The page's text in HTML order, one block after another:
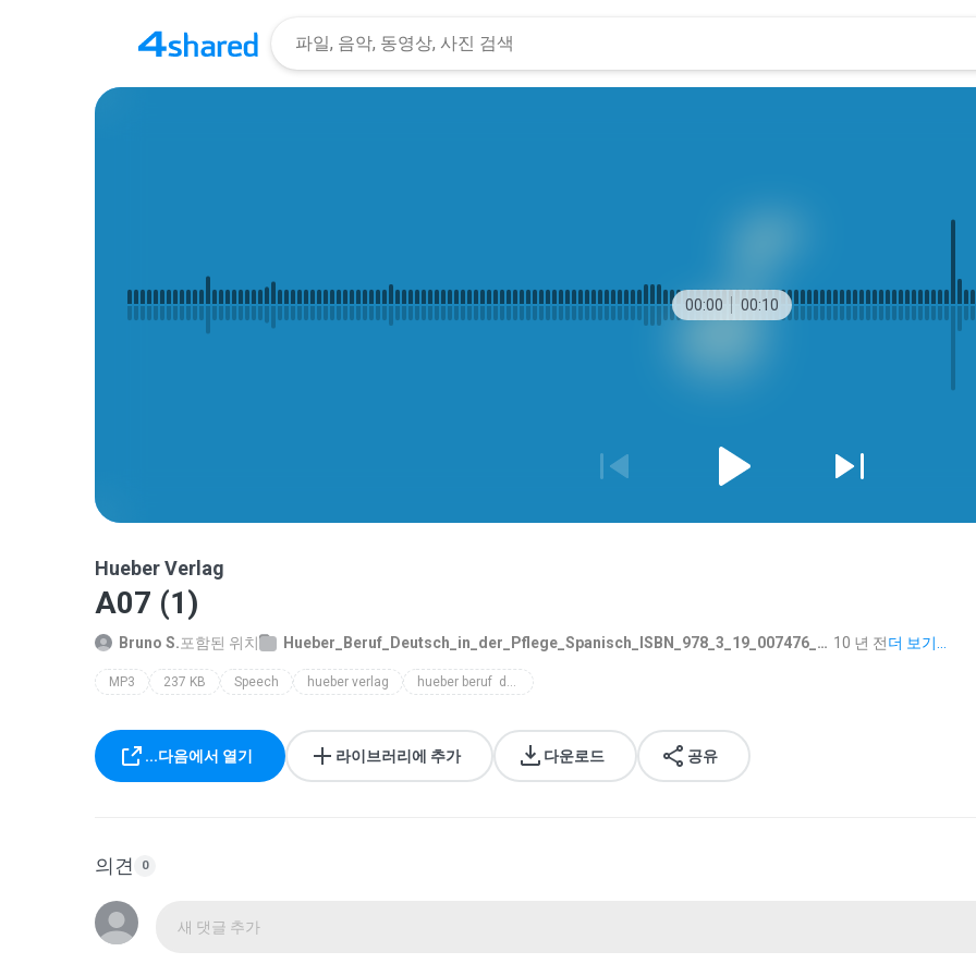
00:00 00:10
Hueber Verlag
A07 (1)
Bruno S.포함된 위치 Hueber_Beruf_Deutsch_in_der_Pflege_Spanisch_ISBN_978_3_19_007476_1.mp3 10 년 전더 보기...
MP3 237 KB Speech hueber verlag hueber beruf  deutsch in der pflege spanisch
...다음에서 열기 라이브러리에 추가 다운로드 공유
의견 0
새 댓글 추가